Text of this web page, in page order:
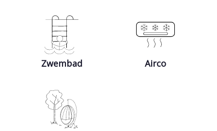
Zwembad Airco